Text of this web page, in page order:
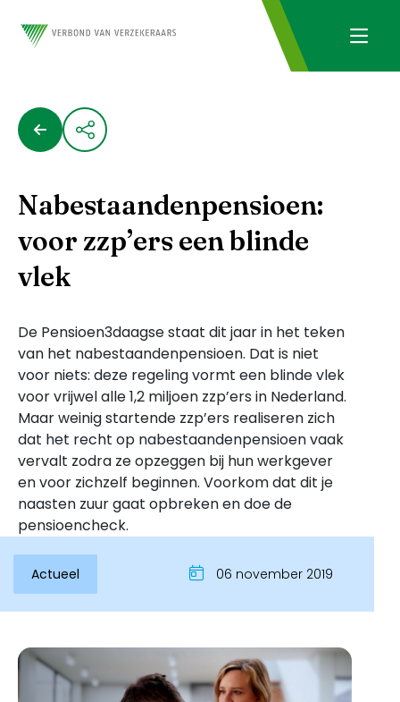
Nabestaandenpensioen:
voor zzp’ers een blinde
vlek
De Pensioen3daagse staat dit jaar in het teken
van het nabestaandenpensioen. Dat is niet
voor niets: deze regeling vormt een blinde vlek
voor vrijwel alle 1,2 miljoen zzp’ers in Nederland.
Maar weinig startende zzp’ers realiseren zich
dat het recht op nabestaandenpensioen vaak
vervalt zodra ze opzeggen bij hun werkgever
en voor zichzelf beginnen. Voorkom dat dit je
naasten zuur gaat opbreken en doe de
pensioencheck.
Actueel 06 november 2019